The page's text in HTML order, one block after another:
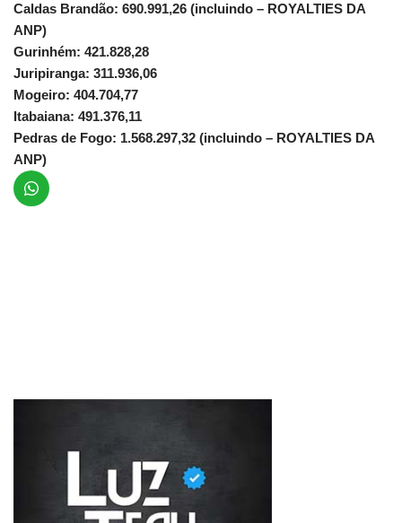
Caldas Brandão: 690.991,26 (incluindo – ROYALTIES DA
ANP)
Gurinhém: 421.828,28
Juripiranga: 311.936,06
Mogeiro: 404.704,77
Itabaiana: 491.376,11
Pedras de Fogo: 1.568.297,32 (incluindo – ROYALTIES DA
ANP)